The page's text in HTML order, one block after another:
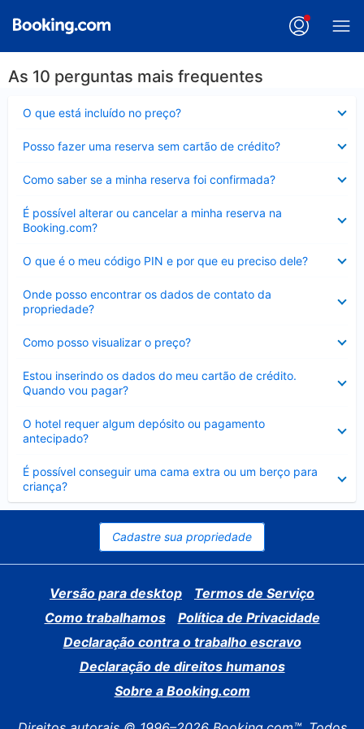
As 10 perguntas mais frequentes
O que está incluído no preço?
Posso fazer uma reserva sem cartão de crédito?
Como saber se a minha reserva foi confirmada?
É possível alterar ou cancelar a minha reserva na
Booking.com?
Contraído
O que é o meu código PIN e por que eu preciso dele?
Onde posso encontrar os dados de contato da
propriedade?
Como posso visualizar o preço?
Estou inserindo os dados do meu cartão de crédito.
Quando vou pagar?
O hotel requer algum depósito ou pagamento
antecipado?
É possível conseguir uma cama extra ou um berço para
criança?
Contraído
Cadastre sua propriedade
Versão para desktop
Termos de Serviço
Como trabalhamos
Política de Privacidade
Declaração contra o trabalho escravo
Declaração de direitos humanos
Sobre a Booking.com